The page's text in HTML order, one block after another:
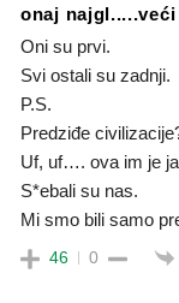
onaj
Oni su prvi.
Svi ostali su zadnji.
P.S.
Predziđe
Uf, uf…. ova im je
S*ebali su nas.
Mi smo bili samo
46 0